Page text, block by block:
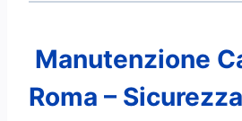
Manutenzione
Roma –